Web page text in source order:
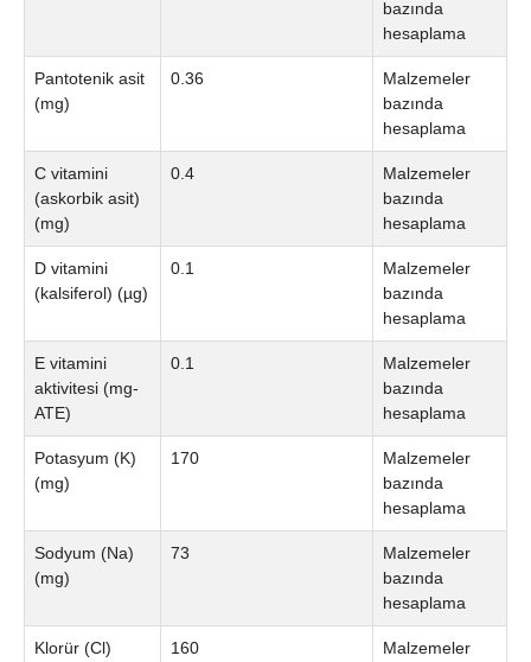
bazında
hesaplama
Pantotenik asit
(mg)
0.36
Malzemeler
bazında
hesaplama
C vitamini
(askorbik asit)
(mg)
0.4
Malzemeler
bazında
hesaplama
D vitamini
(kalsiferol) (µg)
0.1
Malzemeler
bazında
hesaplama
E vitamini
aktivitesi (mg-
ATE)
0.1
Malzemeler
bazında
hesaplama
Potasyum (K)
(mg)
170
Malzemeler
bazında
hesaplama
Sodyum (Na)
(mg)
73
Malzemeler
bazında
hesaplama
Klorür (Cl)
160
Malzemeler